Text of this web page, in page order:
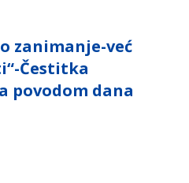
zanimanje-već
Čestitka
povodom dana